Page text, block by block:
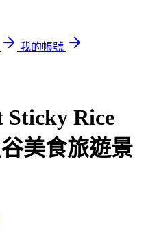
我的帳號
Sticky Rice
美食旅遊景